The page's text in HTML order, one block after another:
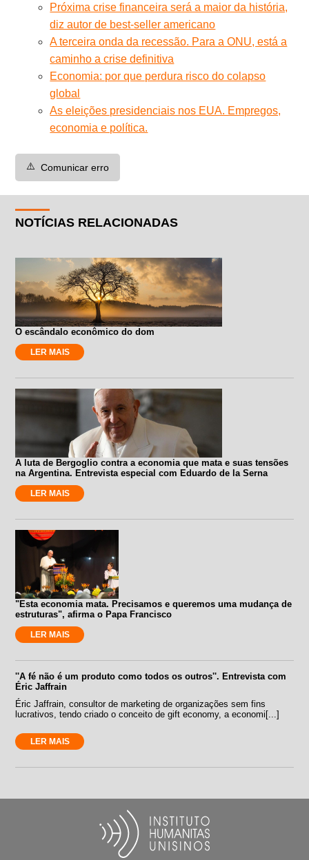
Próxima crise financeira será a maior da história,
diz autor de best-seller americano
A terceira onda da recessão. Para a ONU, está a
caminho a crise definitiva
Economia: por que perdura risco do colapso
global
As eleições presidenciais nos EUA. Empregos,
economia e política.
⚠️ Comunicar erro
NOTÍCIAS RELACIONADAS
O escândalo econômico do dom
LER MAIS
A luta de Bergoglio contra a economia que mata e suas tensões
na Argentina. Entrevista especial com Eduardo de la Serna
LER MAIS
"Esta economia mata. Precisamos e queremos uma mudança de
estruturas", afirma o Papa Francisco
LER MAIS
''A fé não é um produto como todos os outros''. Entrevista com
Éric Jaffrain
Éric Jaffrain, consultor de marketing de organizações sem fins
lucrativos, tendo criado o conceito de gift economy, a economi[...]
LER MAIS